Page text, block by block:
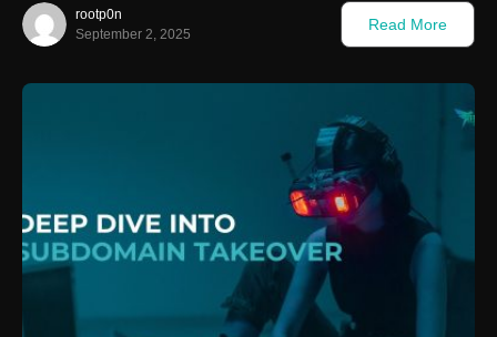
rootp0n
September 2, 2025
Read More